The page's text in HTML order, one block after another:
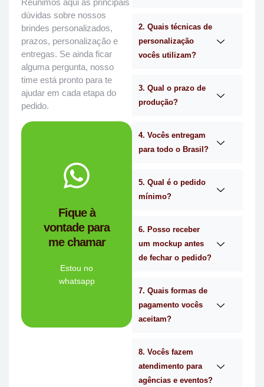
Reunimos aqui as principais
dúvidas sobre nossos
brindes personalizados,
prazos, personalização e
entregas. Se ainda ficar
alguma pergunta, nosso
time está pronto para te
ajudar em cada etapa do
pedido.
Fique à
vontade para
me chamar
Estou no
whatsapp
Tem dúvidas se a
Personalizado é a
empresa de
brindes certa para
Me chama
no
2. Quais técnicas de
personalização
vocês utilizam?
3. Qual o prazo de
produção?
4. Vocês entregam
para todo o Brasil?
5. Qual é o pedido
mínimo?
6. Posso receber
um mockup antes
de fechar o pedido?
7. Quais formas de
pagamento vocês
aceitam?
8. Vocês fazem
atendimento para
agências e eventos?